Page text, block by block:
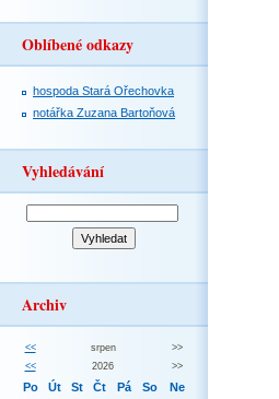
Oblíbené odkazy
hospoda Stará Ořechovka
notářka Zuzana Bartoňová
Vyhledávání
Archiv
<< srpen
>>
<<
2026 >>
Po Út St Čt Pá So Ne